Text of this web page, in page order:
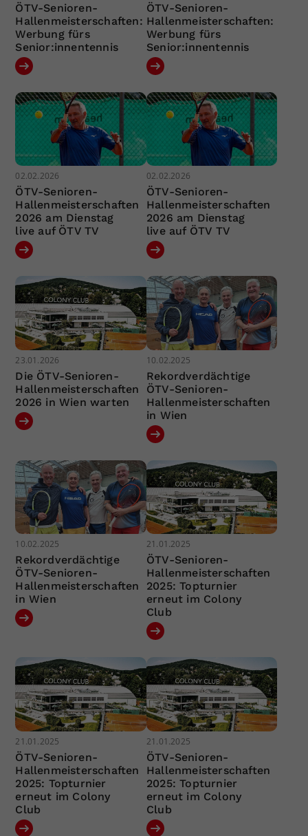
ÖTV-Senioren-
Hallenmeisterschaften:
Werbung fürs
Senior:innentennis
ÖTV-Senioren-
Hallenmeisterschaften:
Werbung fürs
Senior:innentennis
02.02.2026
ÖTV-Senioren-
Hallenmeisterschaften
2026 am Dienstag
live auf ÖTV TV
02.02.2026
ÖTV-Senioren-
Hallenmeisterschaften
2026 am Dienstag
live auf ÖTV TV
23.01.2026
Die ÖTV-Senioren-
Hallenmeisterschaften
2026 in Wien warten
10.02.2025
Rekordverdächtige
ÖTV-Senioren-
Hallenmeisterschaften
in Wien
10.02.2025
Rekordverdächtige
ÖTV-Senioren-
Hallenmeisterschaften
in Wien
21.01.2025
ÖTV-Senioren-
Hallenmeisterschaften
2025: Topturnier
erneut im Colony
Club
21.01.2025
ÖTV-Senioren-
Hallenmeisterschaften
2025: Topturnier
erneut im Colony
Club
21.01.2025
ÖTV-Senioren-
Hallenmeisterschaften
2025: Topturnier
erneut im Colony
Club